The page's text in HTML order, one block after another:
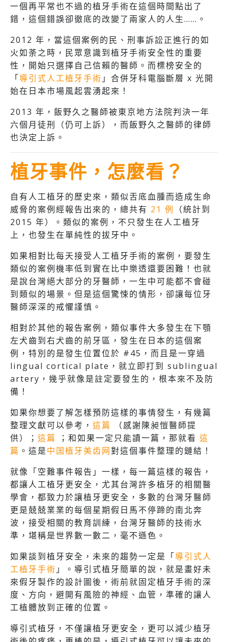
一個再平常也不過的植牙手術在這個時間點出了
錯，這個錯誤卻徹底的改變了兩家人的人生……。
2012 年，當這個案例的民、刑事訴訟正進行的如
火如荼之時，民眾意識到植牙手術安全性的重要
性，開始只選擇自己信賴的醫師。而標榜安全的
「導引式人工植牙手術 」合併牙科電腦斷層 x 光開
始在日本市場風起雲湧起來！
2013 年，飯野久之醫師被東京地方法院判決一年
六個月徒刑（仍可上訴），而飯野久之醫師的律師
也決定上訴。
植牙事件，怎麼看？
自有人工植牙的歷史來，類似舌底血腫而造成生命
威脅的案例經報告出來的，總共有 21 例
（統計到
2015 年）。類似的案例，不只發生在人工植牙
上，也發生在單純性的拔牙中。
如果相對比每天接受人工植牙手術的案例，要發生
類似的案例機率低到實在比中樂透還要困難！也就
是說台灣絕大部分的牙醫師，一生中可能都不會碰
到類似的場景。但是這個驚悚的情形，卻讓每位牙
醫師深深的戒懼謹慎。
相對於其他的報告案例，類似事件大多發生在下顎
左犬齒到右犬齒的前牙區，發生在日本的這個案
例，特別的是發生位置位於 #45，而且是一穿過
lingual cortical plate，就立即打到 sublingual
artery，幾乎就像是註定要發生的，根本來不及防
備！
如果你想要了解怎樣預防這樣的事情發生，有幾篇
整理文獻可以參考， 這篇 （感謝陳昶愷醫師提
供）； 這篇 ；和如果一定只能讀一篇，那就看 這
篇 。這是中国植牙美齿网對這個事件整理的鏈結！
就像「空難事件報告」一樣，每一篇這樣的報告，
都讓人工植牙更安全，尤其台灣許多植牙的相關醫
學會，都致力於讓植牙更安全，多數的台灣牙醫師
更是兢兢業業的每個星期假日馬不停蹄的南北奔
波，接受相關的教育訓練，台灣牙醫師的技術水
準，堪稱是世界數一數二，毫不遜色。
如果談到植牙安全，未來的趨勢一定是「導引式人
工植牙手術 」。導引式植牙簡單的說，就是畫好未
來假牙製作的設計圖後，術前就固定植牙手術的深
度、方向，避開有風險的神經、血管，準確的讓人
工植體放到正確的位置。
導引式植牙，不僅讓植牙更安全，更可以減少植牙